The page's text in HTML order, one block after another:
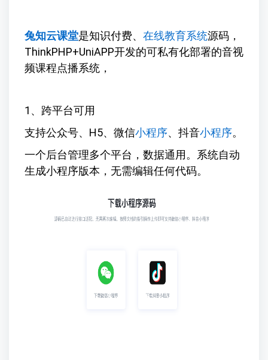
兔知云课堂是知识付费、 在线教育系统源码，
ThinkPHP+UniAPP开发的可私有化部署的音视
频课程点播系统，
1、跨平台可用
支持公众号、H5、微信小程序、抖音小程序。
一个后台管理多个平台，数据通用。系统自动
生成小程序版本，无需编辑任何代码。